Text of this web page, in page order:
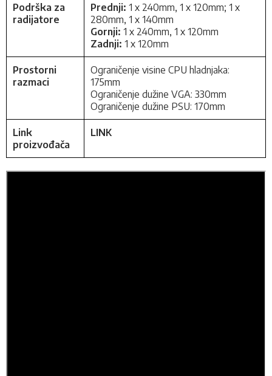
Podrška za
radijatore
Prednji: 1 x 240mm, 1 x 120mm; 1 x
280mm, 1 x 140mm
Gornji: 1 x 240mm, 1 x 120mm
Zadnji: 1 x 120mm
Prostorni
razmaci
Ograničenje visine CPU hladnjaka:
175mm
Ograničenje dužine VGA: 330mm
Ograničenje dužine PSU: 170mm
Link
proizvođača
LINK